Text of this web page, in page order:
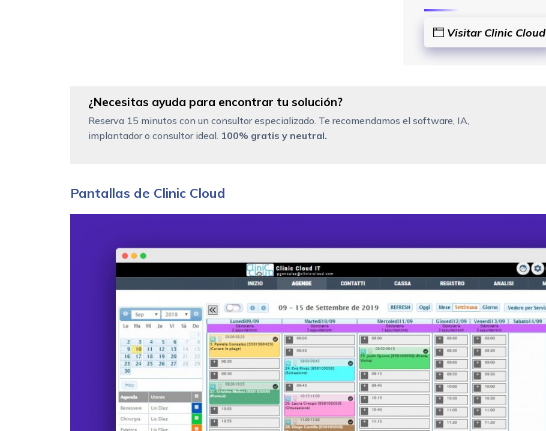
Visitar Clinic Cloud
¿Necesitas ayuda para encontrar tu solución?
Reserva 15 minutos con un consultor especializado. Te recomendamos el software, IA,
implantador o consultor ideal. 100% gratis y neutral.
Pantallas de Clinic Cloud